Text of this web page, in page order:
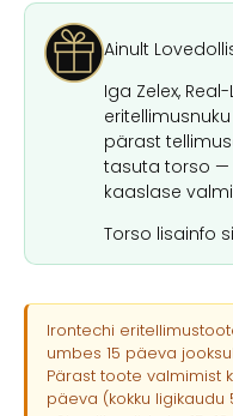
Ainult
Iga Zelex,
pärast
tasuta torso —
kaaslase
Torso lisainfo
Irontechi
umbes 15 päeva
Pärast toote valmimist
päeva (kokku ligikaudu